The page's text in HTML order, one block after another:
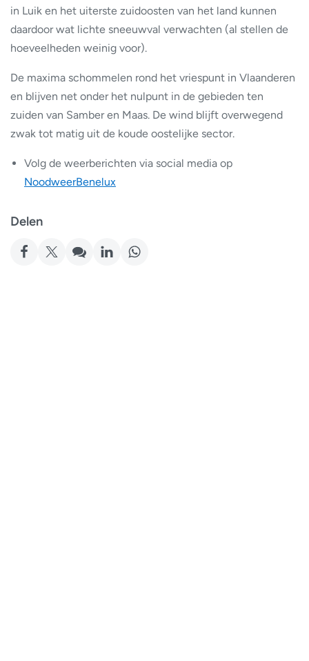
in Luik en het uiterste zuidoosten van het land kunnen
daardoor wat lichte sneeuwval verwachten (al stellen de
hoeveelheden weinig voor).
De maxima schommelen rond het vriespunt in Vlaanderen
en blijven net onder het nulpunt in de gebieden ten
zuiden van Samber en Maas. De wind blijft overwegend
zwak tot matig uit de koude oostelijke sector.
Volg de weerberichten via social media op
NoodweerBenelux
Delen